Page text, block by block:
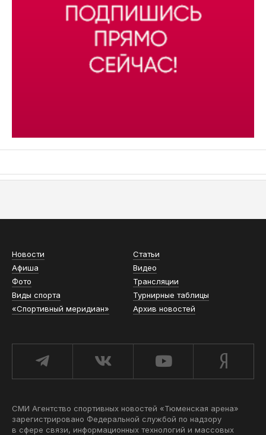
Новости
Статьи
Афиша
Видео
Фото
Трансляции
Виды спорта
Турнирные таблицы
«Спортивный меридиан»
Архив новостей
СМИ Агентство спортивных новостей «Тюменская арена»
зарегистрировано Федеральной службой по надзору
в сфере связи, информационных технологий и массовых